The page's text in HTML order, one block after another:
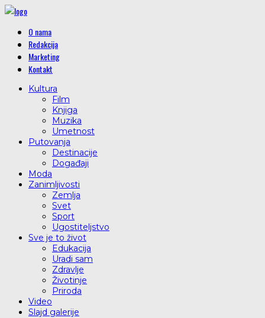
O nama
Redakcija
Marketing
Kontakt
Kultura
Film
Knjiga
Muzika
Umetnost
Putovanja
Destinacije
Događaji
Moda
Zanimljivosti
Zemlja
Svet
Sport
Ugostiteljstvo
Sve je to život
Edukacija
Uradi sam
Zdravlje
Životinje
Priroda
Video
Slajd galerije